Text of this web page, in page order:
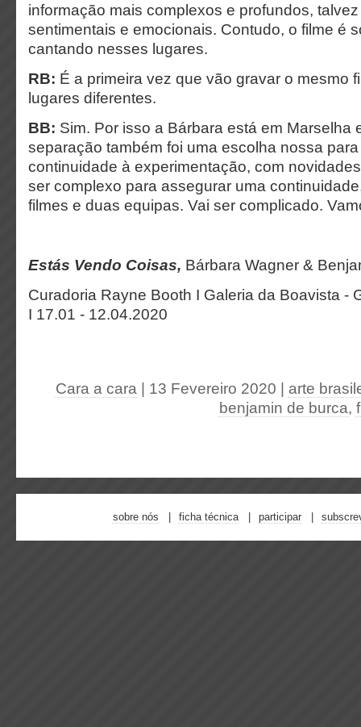
informação mais complexos e profundos,
sentimentais e emocionais. Contudo, o filme é
cantando nesses lugares.
RB: É a primeira vez que vão gravar o mesmo
lugares diferentes.
BB: Sim. Por isso a Bárbara está em Marselha
separação também foi uma escolha nossa
continuidade à experimentação, com
ser complexo para assegurar uma
filmes e duas equipas. Vai ser complicado.
Estás Vendo Coisas, Bárbara Wagner &
Curadoria Rayne Booth I Galeria da Boavista -
I 17.01 - 12.04.2020
Cara a cara | 13 Fevereiro 2020
arte
benjamin de burca,
sobre nós ficha técnica participar